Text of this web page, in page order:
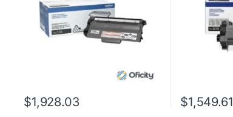
$1,928.03 $1,549.61